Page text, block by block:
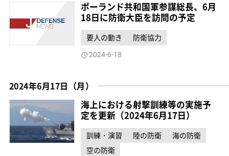
ポーランド共和国軍参謀総長、6月
18日に防衛大臣を訪問の予定
要人の動き 防衛協力
2024-6-18
2024年6月17日（月）
海上における射撃訓練等の実施予
定を更新（2024年6月17日）
訓練・演習 陸の防衛
海の防衛
空の防衛